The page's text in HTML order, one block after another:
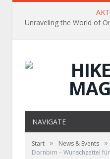
Unraveling the World of
NAVIGATE
Start » News & Events »
Dornbirn – Wunschzettel